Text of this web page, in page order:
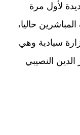
لأول مرة
حاليا،
سيادية وهي
النصيبي